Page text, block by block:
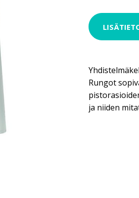
Rungot
ja niiden